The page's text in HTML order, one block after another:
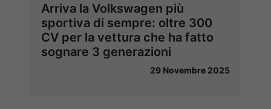
Arriva la Volkswagen più
sportiva di sempre: oltre 300
CV per la vettura che ha fatto
sognare 3 generazioni
29 Novembre 2025